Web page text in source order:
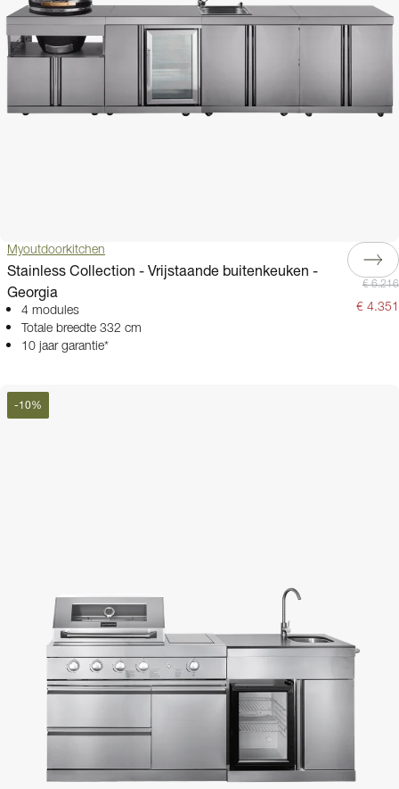
Myoutdoorkitchen
Stainless Collection - Vrijstaande buitenkeuken -
Georgia
4 modules
Totale breedte 332 cm
10 jaar garantie*
€ 6.216
€ 4.351
-10%